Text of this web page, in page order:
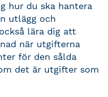
hur du ska hantera
utlägg och
lära dig att
när utgifterna
för den sålda
det är utgifter som